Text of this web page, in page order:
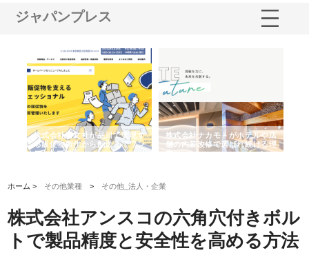
ジャパンプレス
株式会社耕文社が品川で実現す
る販促物製作から配送までワン
ストップ対応
株式会社ナカモトがホテルや店
舗の内装改修で選ばれ続ける理
由
ホーム > その他業種 > その他_法人・企業
株式会社アンスコの六角穴付きボル
トで製品精度と安全性を高める方法